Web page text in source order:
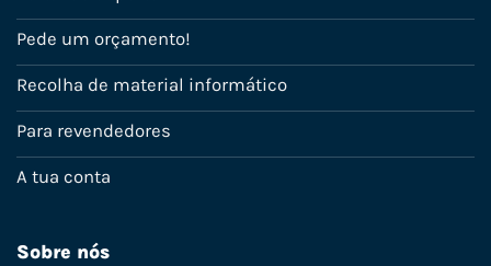
Pede um orçamento!
Recolha de material informático
Para revendedores
A tua conta
Sobre nós